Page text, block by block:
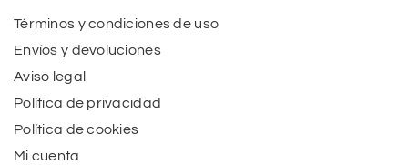
Términos y condiciones de uso
Envíos y devoluciones
Aviso legal
Política de privacidad
Política de cookies
Mi cuenta